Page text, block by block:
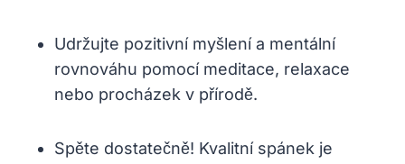
Udržujte pozitivní myšlení a mentální
rovnováhu pomocí meditace, relaxace
nebo procházek v přírodě.
Spěte dostatečně! Kvalitní spánek je